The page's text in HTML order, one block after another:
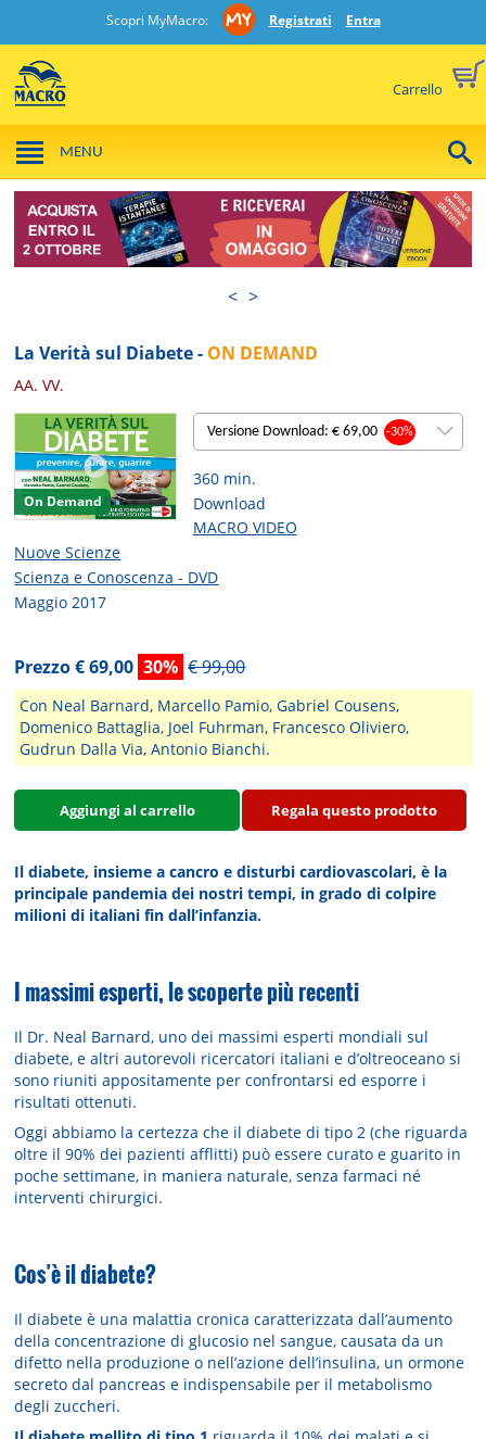
Scopri MyMacro: Registrati Entra
Carrello
MENU
< >
La Verità sul Diabete - ON DEMAND
AA. VV.
On Demand
Versione Download: € 69,00-30%
360 min.
Download
MACRO VIDEO
Nuove Scienze
Scienza e Conoscenza - DVD
Maggio 2017
Prezzo € 69,00 30% € 99,00
Con Neal Barnard, Marcello Pamio, Gabriel Cousens,
Domenico Battaglia, Joel Fuhrman, Francesco Oliviero,
Gudrun Dalla Via, Antonio Bianchi.
Aggiungi al carrello Regala questo prodotto
Il diabete, insieme a cancro e disturbi cardiovascolari, è la
principale pandemia dei nostri tempi, in grado di colpire
milioni di italiani fin dall’infanzia.
I massimi esperti, le scoperte più recenti
Il Dr. Neal Barnard, uno dei massimi esperti mondiali sul
diabete, e altri autorevoli ricercatori italiani e d’oltreoceano si
sono riuniti appositamente per confrontarsi ed esporre i
risultati ottenuti.
Oggi abbiamo la certezza che il diabete di tipo 2 (che riguarda
oltre il 90% dei pazienti afflitti) può essere curato e guarito in
poche settimane, in maniera naturale, senza farmaci né
interventi chirurgici.
Cos’è il diabete?
Il diabete è una malattia cronica caratterizzata dall’aumento
della concentrazione di glucosio nel sangue, causata da un
difetto nella produzione o nell’azione dell’insulina, un ormone
secreto dal pancreas e indispensabile per il metabolismo
degli zuccheri.